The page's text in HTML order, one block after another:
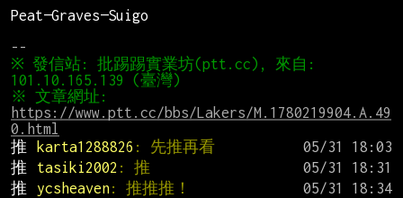
Peat—Graves—Suigo
※ 發信站: 批踢踢實業坊(ptt.cc), 來自:
https://www.ptt.cc/bbs/Lakers/M.1780219904.A.49
0.html
推
karta1288826 : 先推再看
推
tasiki2002 : 推
推
ycsheaven: 推推推！